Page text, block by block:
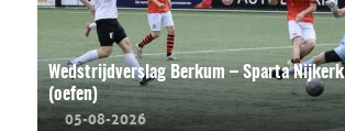
Wedstrijdverslag Berkum – Sparta Nijkerk
(oefen)
05-08-2026